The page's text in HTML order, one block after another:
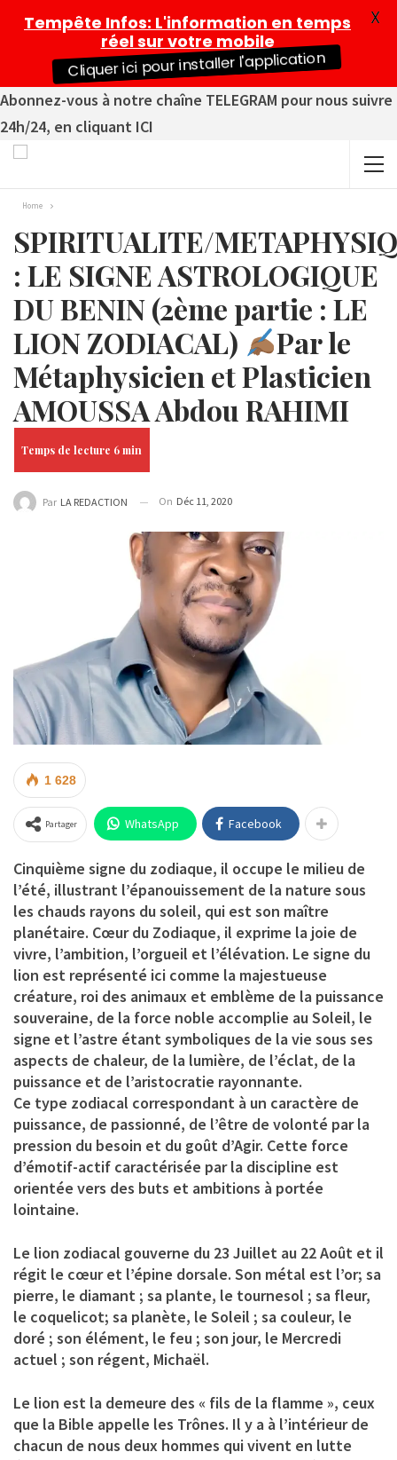
Abonnez-vous à notre chaîne TELEGRAM pour nous suivre
24h/24, en cliquant ICI
Home
SPIRITUALITE/
: LE SIGNE ASTROLOGIQUE
DU BENIN (2ème partie : LE
LION ZODIACAL)
Par le
Métaphysicien et Plasticien
AMOUSSA Abdou RAHIMI
Par LA REDACTION On Déc 11, 2020
1 628
Partager WhatsApp Facebook
Cinquième signe du zodiaque, il occupe le milieu de
l’été, illustrant l’épanouissement de la nature sous
les chauds rayons du soleil, qui est son maître
planétaire. Cœur du Zodiaque, il exprime la joie de
vivre, l’ambition, l’orgueil et l’élévation. Le signe du
lion est représenté ici comme la majestueuse
créature, roi des animaux et emblème de la puissance
souveraine, de la force noble accomplie au Soleil, le
signe et l’astre étant symboliques de la vie sous ses
aspects de chaleur, de la lumière, de l’éclat, de la
puissance et de l’aristocratie rayonnante.
Ce type zodiacal correspondant à un caractère de
puissance, de passionné, de l’être de volonté par la
pression du besoin et du goût d’Agir. Cette force
d’émotif-actif caractérisée par la discipline est
orientée vers des buts et ambitions à portée
lointaine.
Le lion zodiacal gouverne du 23 Juillet au 22 Août et il
régit le cœur et l’épine dorsale. Son métal est l’or; sa
pierre, le diamant ; sa plante, le tournesol ; sa fleur,
le coquelicot; sa planète, le Soleil ; sa couleur, le
doré ; son élément, le feu ; son jour, le Mercredi
actuel ; son régent, Michaël.
Le lion est la demeure des « fils de la flamme », ceux
que la Bible appelle les Trônes. Il y a à l’intérieur de
chacun de nous deux hommes qui vivent en lutte
Tempête Infos: L'information en temps
réel sur votre mobile
Cliquer ici pour installer l'application
X